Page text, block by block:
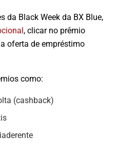
da Black Week da BX Blue,
, clicar no prêmio
oferta de empréstimo
como:
(cashback)